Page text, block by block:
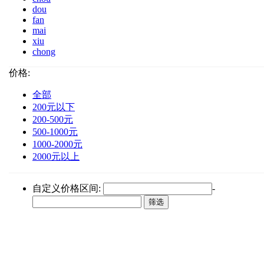
dou
fan
mai
xiu
chong
价格:
全部
200元以下
200-500元
500-1000元
1000-2000元
2000元以上
自定义价格区间: -